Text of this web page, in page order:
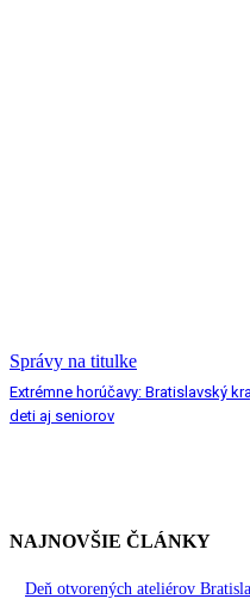
Správy na titulke
Extrémne horúčavy: Bratislavský
deti aj seniorov
NAJNOVŠIE ČLÁNKY
Deň otvorených ateliérov